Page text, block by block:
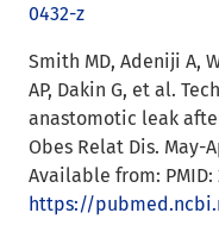
0432-z
Smith MD, Adeniji A,
AP, Dakin G, et al.
anastomotic leak
Obes Relat Dis. May-
Available from: PMID:
https://